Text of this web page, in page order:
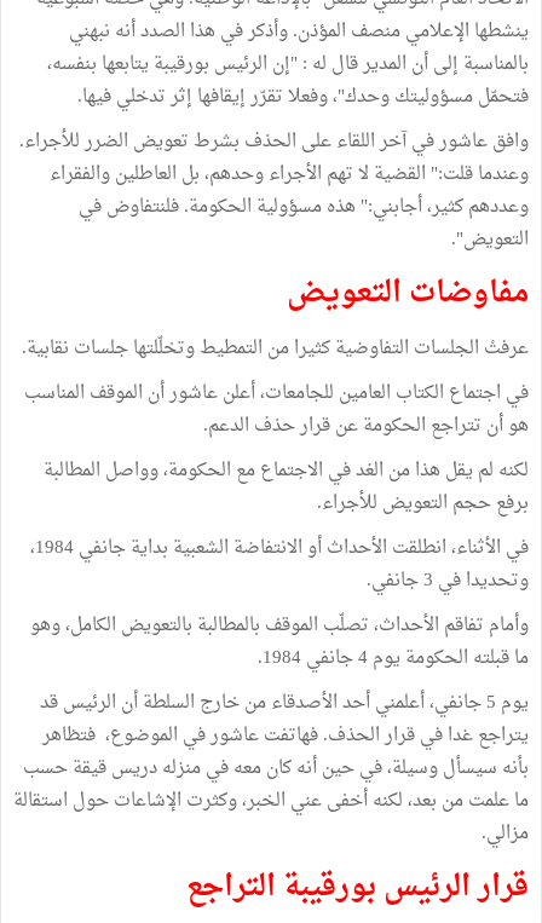
ينشطها الإعلامي منصف المؤذن. وأذكر في هذا الصدد أنه نبهني
بالمناسبة إلى أن المدير قال له : "إن الرئيس بورقيبة يتابعها بنفسه،
فتحمّل مسؤوليتك وحدك"، وفعلا تقرّر إيقافها إثر تدخلي فيها.
وافق عاشور في آخر اللقاء على الحذف بشرط تعويض الضرر للأجراء.
وعندما قلت:" القضية لا تهم الأجراء وحدهم، بل العاطلين والفقراء
وعددهم كثير، أجابني:" هذه مسؤولية الحكومة. فلنتفاوض في
التعويض".
مفاوضات التعويض
عرفتْ الجلسات التفاوضية كثيرا من التمطيط وتخلّلتها جلسات نقابية.
في اجتماع الكتاب العامين للجامعات، أعلن عاشور أن الموقف المناسب
هو أن تتراجع الحكومة عن قرار حذف الدعم.
لكنه لم يقل هذا من الغد في الاجتماع مع الحكومة، وواصل المطالبة
برفع حجم التعويض للأجراء.
في الأثناء، انطلقت الأحداث أو الانتفاضة الشعبية بداية جانفي 1984،
وتحديدا في 3 جانفي.
وأمام تفاقم الأحداث، تصلّب الموقف بالمطالبة بالتعويض الكامل، وهو
ما قبلته الحكومة يوم 4 جانفي 1984.
يوم 5 جانفي، أعلمني أحد الأصدقاء من خارج السلطة أن الرئيس قد
يتراجع غدا في قرار الحذف. فهاتفت عاشور في الموضوع، فتظاهر
بأنه سيسأل وسيلة، في حين أنه كان معه في منزله دريس قيقة حسب
ما علمت من بعد، لكنه أخفى عني الخبر، وكثرت الإشاعات حول استقالة
مزالي.
قرار الرئيس بورقيبة التراجع